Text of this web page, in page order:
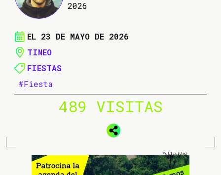
2026
EL 23 DE MAYO DE 2026
TINEO
FIESTAS
#Fiesta
489 VISITAS